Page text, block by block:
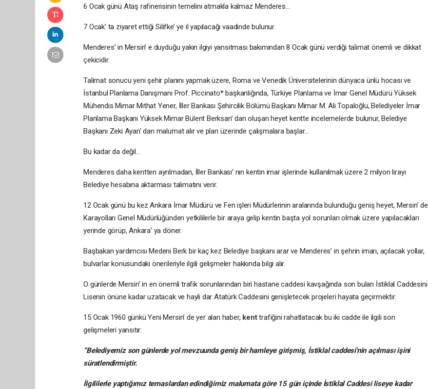
6 Ocak günü Ataş rafinerisinin temelini atmakla kalmaz Menderes…
7 Ocak’ ta ziyaret ettiği Silifke’ ye il yapılacağı vaadinde bulunur.
Menderes’ in Mersin’ e duyduğu yakın ilgiyi yansıtması bakımından 8 Ocak günü verdiği talimat önemli ve dikkat
çekicidir.
Talimat sonucu yeni şehir planını yapmak üzere, Roma ve Venedik Üniversitelerinin dünyaca ünlü hocası ve
İstanbul Planlama Danışmanı Prof. Piccinato* başkanlığında, Türkiye Planlama ve İmar Genel Müdürü Yüksek
Mühendis Mimar Mithat Yener, İller Bankası Şehircilik Bölümü Başkanı Mimar M. Ali Topaloğlu, Belediyeler İmar
Planlama Başkanı Yüksek Mimar Bülent Berksan’ dan oluşan heyet kentte incelemelerde bulunur, Belediye
Başkanı Zeki Ayan’ dan malumat alır ve plan üzerinde çalışmalara başlar…
Bu kadar da değil…
Menderes daha kentten ayrılmadan, İller Bankası’ nın kentin imar işlerinde kullanılmak üzere 2 milyon lirayı
Belediye hesabına aktarması talimatını verir.
12 Ocak günü bu kez Ankara İmar Müdürü ve Fen işleri Müdürlerinin aralarında bulunduğu geniş heyet, Mersin’ de
Karayolları Genel Müdürlüğünden yetkililerle bir araya gelip kentin başta yol sorunları olmak üzere yapılacakları
yerinde görüp, Ankara’ ya döner.
Başbakan yardımcısı Medeni Berk bir kaç kez Belediye başkanı arar ve Menderes’ in şehrin imarı, açılacak yollar,
bulvarlar konusundaki önerileriyle ilgili gelişmeler hakkında bilgi alır.
O günlerde Mersin’ in en önemli trafik sorunlarından biri hastane caddesi kavşağında son bulan İstiklal Caddesini
Lisenin önüne kadar uzatacak ve hayli dar Atatürk Caddesini genişletecek projeleri hayata geçirmektir.
15 Ocak 1960 günkü Yeni Mersin’ de yer alan haber, kenttrafiğini rahatlatacak bu iki cadde ile ilgili son
gelişmeleri yansıtır:
“Belediyemiz son günlerde yol mevzuunda geniş bir hamleye girişmiş, İstiklal caddesi'nin açılması işini
süratlendirmiştir.
İlgililerle yaptığımız temaslardan edindiğimiz malumata göre 15 gün içinde İstiklal Caddesi liseye kadar